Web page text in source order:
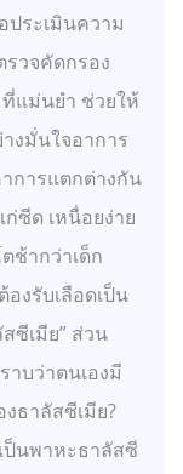
ประเมินความ
รวจคัดกรอง
แม่นยำ ช่วยให้
งมั่นใจอาการ
การแตกต่างกัน
ซีด เหนื่อยง่าย
ช้ากว่าเด็ก
งรับเลือดเป็น
ซีเมีย” ส่วน
บว่าตนเองมี
ธาลัสซีเมีย?
ป็นพาหะธาลัสซี